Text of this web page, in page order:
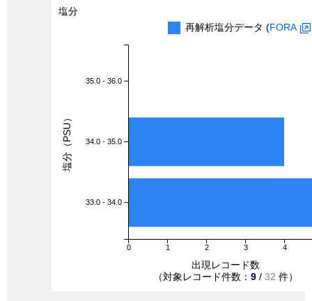
塩分
再解析塩分データ (FORA
0 1 2 3 4
35.0 - 36.0
34.0 - 35.0
33.0 - 34.0
出現レコード数
（対象レコード件数： 9 / 32 件）
塩分（PSU）